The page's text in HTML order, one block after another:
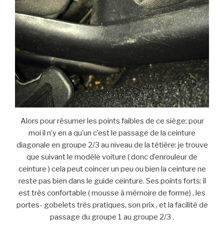
Alors pour résumer les points faibles de ce siège; pour
moi il n’y en a qu’un c’est le passage de la ceinture
diagonale en groupe 2/3 au niveau de la têtière: je trouve
que suivant le modèle voiture ( donc d’enrouleur de
ceinture ) cela peut coincer un peu ou bien la ceinture ne
reste pas bien dans le guide ceinture. Ses points forts: il
est très confortable ( mousse à mémoire de forme) , les
portes- gobelets très pratiques, son prix , et la facilité de
passage du groupe 1 au groupe 2/3 .